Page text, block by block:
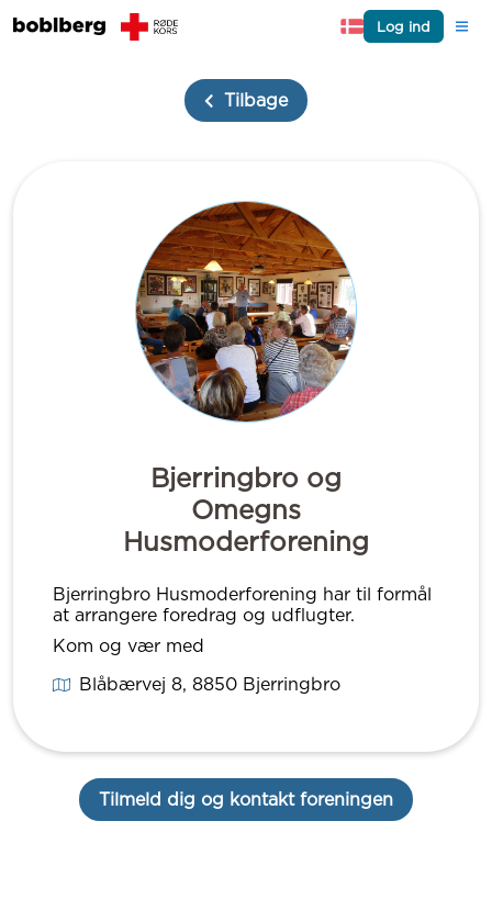
Log ind
Tilbage
Bjerringbro og
Omegns
Husmoderforening
Bjerringbro Husmoderforening har til formål
at arrangere foredrag og udflugter.
Kom og vær med
Blåbærvej 8, 8850Bjerringbro
Tilmeld dig og kontakt foreningen